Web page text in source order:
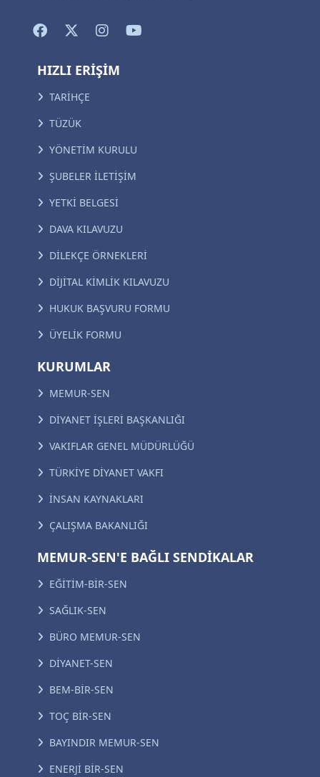
HIZLI ERİŞİM
TARİHÇE
TÜZÜK
YÖNETİM KURULU
ŞUBELER İLETİŞİM
YETKİ BELGESİ
DAVA KILAVUZU
DİLEKÇE ÖRNEKLERİ
DİJİTAL KİMLİK KILAVUZU
HUKUK BAŞVURU FORMU
ÜYELİK FORMU
KURUMLAR
MEMUR-SEN
DİYANET İŞLERİ BAŞKANLIĞI
VAKIFLAR GENEL MÜDÜRLÜĞÜ
TÜRKİYE DİYANET VAKFI
İNSAN KAYNAKLARI
ÇALIŞMA BAKANLIĞI
MEMUR-SEN'E BAĞLI SENDİKALAR
EĞİTİM-BİR-SEN
SAĞLIK-SEN
BÜRO MEMUR-SEN
DİYANET-SEN
BEM-BİR-SEN
TOÇ BİR-SEN
BAYINDIR MEMUR-SEN
ENERJİ BİR-SEN